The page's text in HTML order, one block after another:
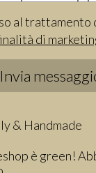
al trattamento
di
& Handmade
è green!